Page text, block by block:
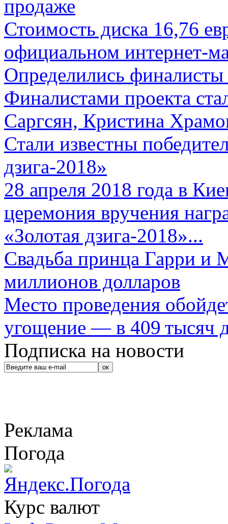
продаже
Стоимость диска 16,76
официальном интернет-
Определились
Финалистами проекта
Саргсян, Кристина
Стали известны
дзига-2018»
28 апреля 2018 года в
церемония вручения
«Золотая дзига-2018»...
Свадьба принца Гарри и
миллионов долларов
Место проведения
угощение — в 409 тысяч
Подписка на новости
Реклама
Погода
Курс валют